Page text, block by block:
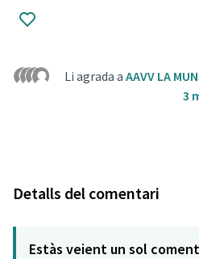
Li agrada aAAVV LA
Detalls del comentari
Estàs veient un sol